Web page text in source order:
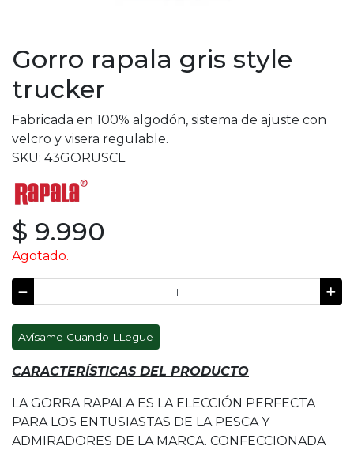
Gorro rapala gris style
trucker
Fabricada en 100% algodón, sistema de ajuste con
velcro y visera regulable.
SKU: 43GORUSCL
$ 9.990
Agotado.
Avísame Cuando LLegue
CARACTERÍSTICAS DEL PRODUCTO
LA GORRA RAPALA ES LA ELECCIÓN PERFECTA
PARA LOS ENTUSIASTAS DE LA PESCA Y
ADMIRADORES DE LA MARCA. CONFECCIONADA